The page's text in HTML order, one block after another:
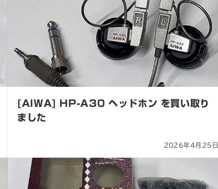
[AIWA] HP-A30 ヘッドホン を買い取り
ました
2026年4月25日